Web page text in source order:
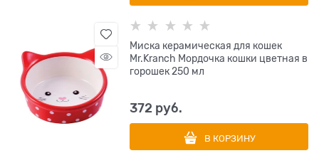
Миска керамическая для кошек
Mr.Kranch Мордочка кошки цветная в
горошек 250 мл
372 руб.
В КОРЗИНУ